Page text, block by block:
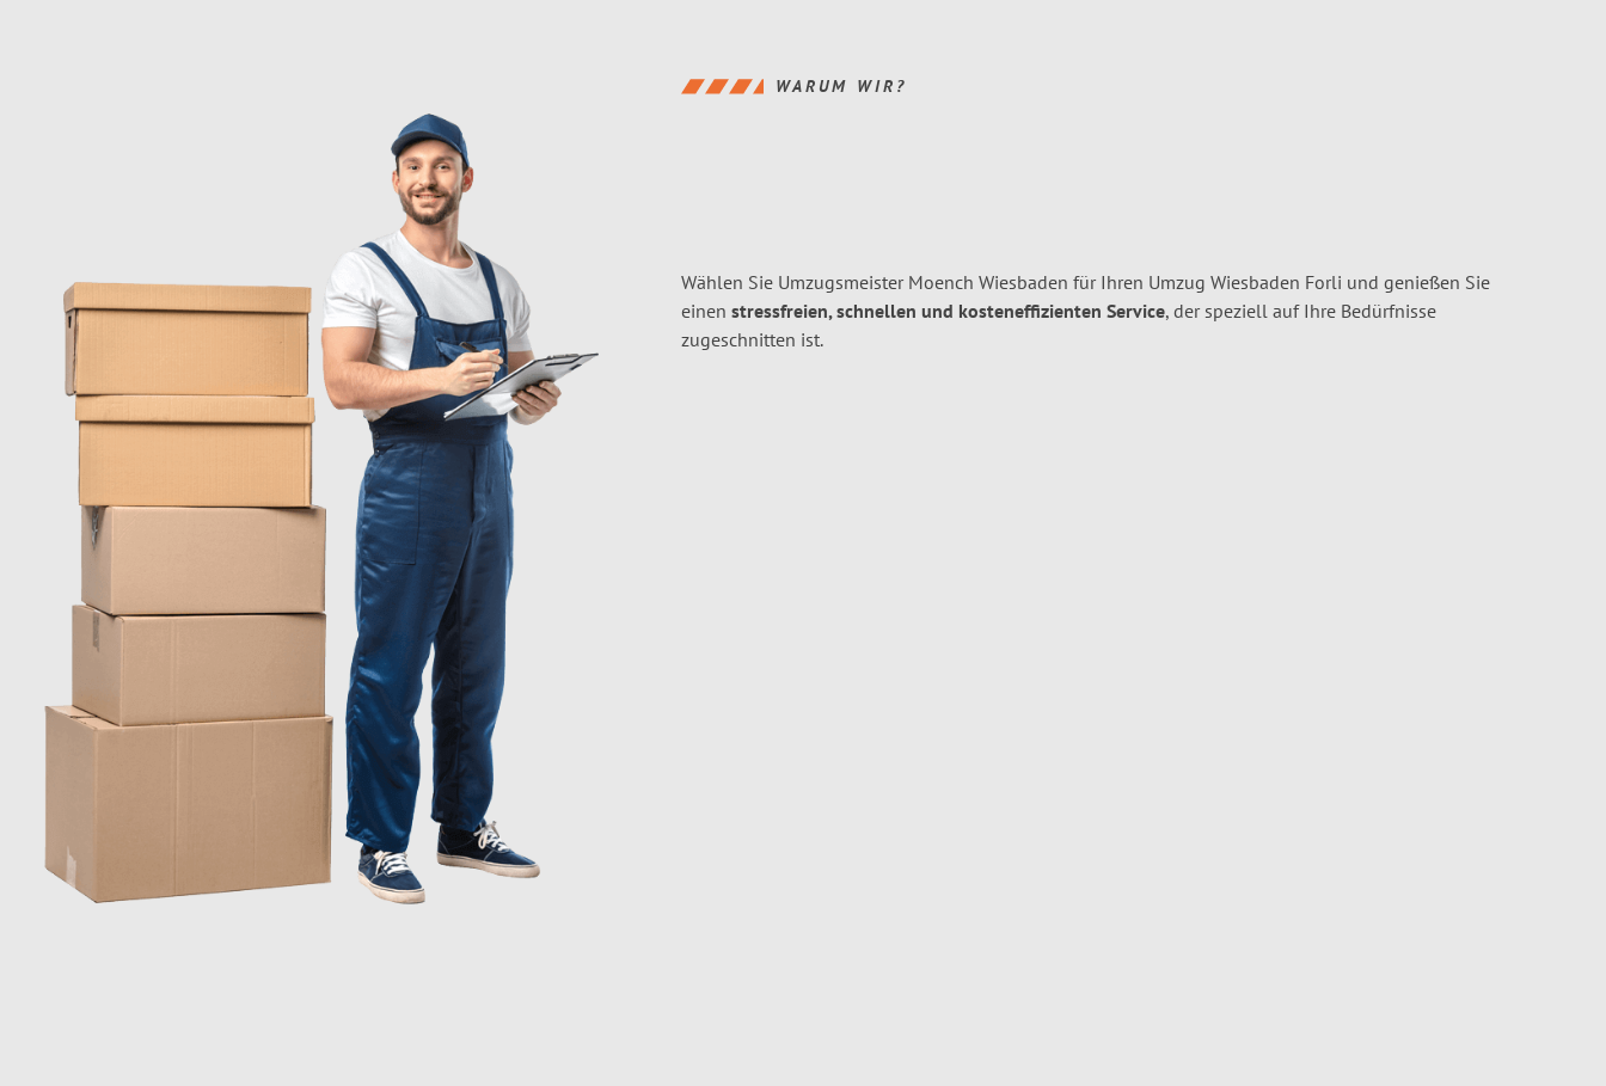
WARUM WIR?
Wählen Sie Umzugsmeister Moench Wiesbaden für Ihren Umzug Wiesbaden Forli und genießen Sie
einen stressfreien, schnellen und kosteneffizienten Service, der speziell auf Ihre Bedürfnisse
zugeschnitten ist.